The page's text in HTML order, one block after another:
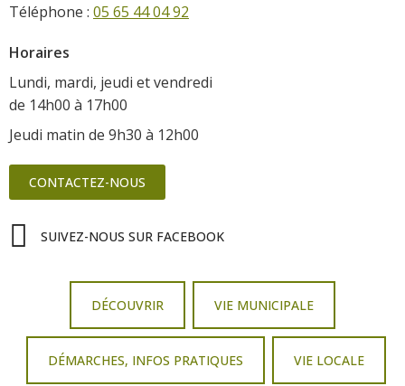
Téléphone : 05 65 44 04 92
Horaires
Lundi, mardi, jeudi et vendredi
de 14h00 à 17h00
Jeudi matin de 9h30 à 12h00
CONTACTEZ-NOUS
SUIVEZ-NOUS SUR FACEBOOK
DÉCOUVRIR VIE MUNICIPALE
DÉMARCHES, INFOS PRATIQUES VIE LOCALE